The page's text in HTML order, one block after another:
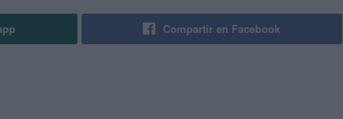
Compartir en Facebook